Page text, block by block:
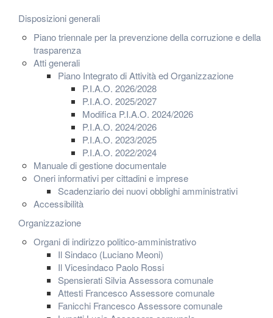
Disposizioni generali
Piano triennale per la prevenzione della corruzione e della
trasparenza
Atti generali
Piano Integrato di Attività ed Organizzazione
P.I.A.O. 2026/2028
P.I.A.O. 2025/2027
Modifica P.I.A.O. 2024/2026
P.I.A.O. 2024/2026
P.I.A.O. 2023/2025
P.I.A.O. 2022/2024
Manuale di gestione documentale
Oneri informativi per cittadini e imprese
Scadenziario dei nuovi obblighi amministrativi
Accessibilità
Organizzazione
Organi di indirizzo politico-amministrativo
Il Sindaco (Luciano Meoni)
Il Vicesindaco Paolo Rossi
Spensierati Silvia Assessora comunale
Attesti Francesco Assessore comunale
Fanicchi Francesco Assessore comunale